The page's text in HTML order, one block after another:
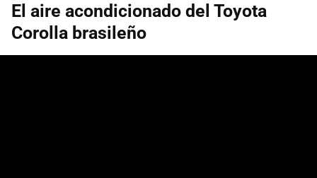
El aire acondicionado del Toyota
Corolla brasileño